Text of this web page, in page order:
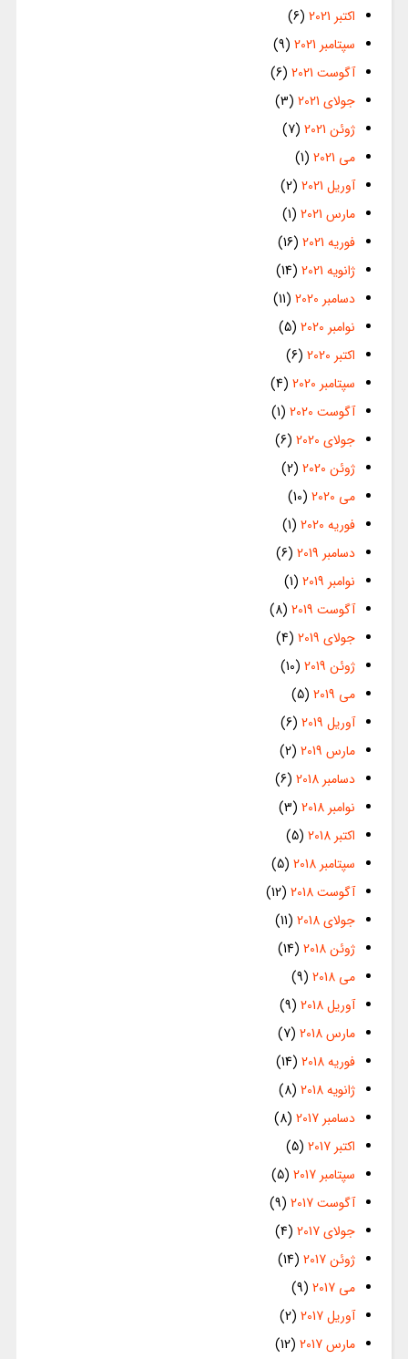
اکتبر 2021
(6)
سپتامبر 2021
(9)
آگوست 2021
(6)
جولای 2021
(3)
ژوئن 2021
(7)
می 2021
(1)
آوریل 2021
(2)
مارس 2021
(1)
فوریه 2021
(16)
ژانویه 2021
(14)
دسامبر 2020
(11)
نوامبر 2020
(5)
اکتبر 2020
(6)
سپتامبر 2020
(4)
آگوست 2020
(1)
جولای 2020
(6)
ژوئن 2020
(2)
می 2020
(10)
فوریه 2020
(1)
دسامبر 2019
(6)
نوامبر 2019
(1)
آگوست 2019
(8)
جولای 2019
(4)
ژوئن 2019
(10)
می 2019
(5)
آوریل 2019
(6)
مارس 2019
(2)
دسامبر 2018
(6)
نوامبر 2018
(3)
اکتبر 2018
(5)
سپتامبر 2018
(5)
آگوست 2018
(12)
جولای 2018
(11)
ژوئن 2018
(14)
می 2018
(9)
آوریل 2018
(9)
مارس 2018
(7)
فوریه 2018
(14)
ژانویه 2018
(8)
دسامبر 2017
(8)
اکتبر 2017
(5)
سپتامبر 2017
(5)
آگوست 2017
(9)
جولای 2017
(4)
ژوئن 2017
(14)
می 2017
(9)
آوریل 2017
(2)
مارس 2017
(12)